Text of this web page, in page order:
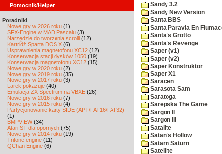
Pomocnik/Helper
Poradniki
Nowe gry w 2026 roku (1)
SFX-Engine w MAD Pascalu (3)
Narzędzie do tworzenia scrolli (12)
Kartridż Sparta DOS X (6)
Usprawnienia magnetofonu XC12 (12)
Konserwacja stacji dysków 1050 (19)
Konserwacja magnetofonu XC12 (15)
Nowe gry w 2020 roku (2)
Nowe gry w 2019 roku (35)
Nowe gry w 2017 roku (3)
Larek pokazuje (40)
Emulacja ZX Spectrum na VBXE (26)
Nowe gry w 2016 roku (7)
Nowe gry w 2015 roku (4)
Partycjonowanie karty SIDE (APT/FAT16/FAT32)
(1)
BMPVIEW(34)
Atari ST dla opornych (75)
Nowe gry w 2014 roku (19)
Tritone engine (11)
QChan Engine (6)
Sandy 3.2
Sandy New Version
Santa BBS
Santa Paravia En
Santa's Grotto
Santa's Revenge
Saper (v1)
Saper (v2)
Saper Konstruktor
Saper X1
Saracen
Sarasota Sam
Saratoga
Sarepska The Game
Sargon II
Sargon III
Satalite
Satan's Hollow
Satarn Saturn
Satellite